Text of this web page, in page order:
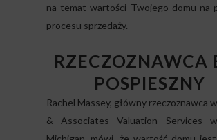
na temat wartości Twojego domu na
procesu sprzedaży.
RZECZOZNAWCA
POSPIESZNY
Rachel Massey, główny rzeczoznawca
& Associates Valuation Services